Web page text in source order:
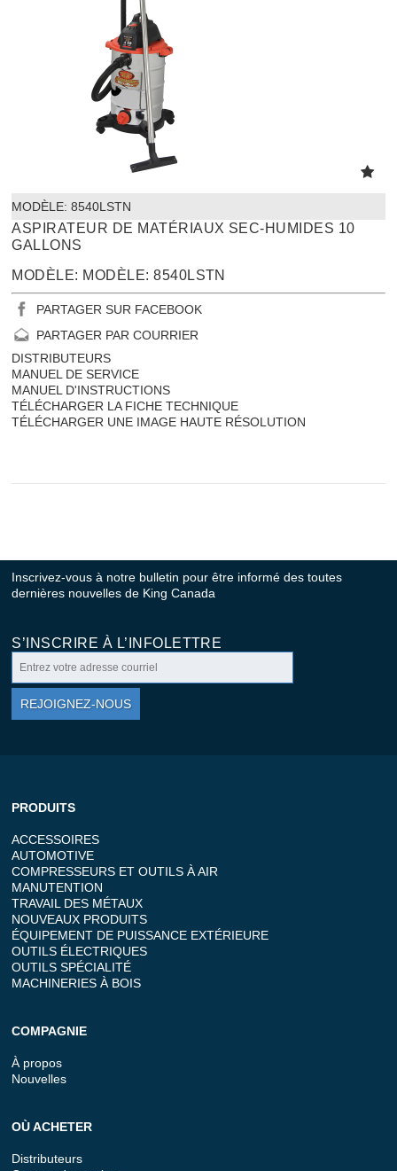
MODÈLE: 8540LSTN
ASPIRATEUR DE MATÉRIAUX SEC-HUMIDES 10
GALLONS
MODÈLE: MODÈLE: 8540LSTN
PARTAGER SUR FACEBOOK
PARTAGER PAR COURRIER
DISTRIBUTEURS
MANUEL DE SERVICE
MANUEL D'INSTRUCTIONS
TÉLÉCHARGER LA FICHE TECHNIQUE
TÉLÉCHARGER UNE IMAGE HAUTE RÉSOLUTION
Inscrivez-vous à notre bulletin pour être informé des toutes
dernières nouvelles de King Canada
S’INSCRIRE À L’INFOLETTRE
REJOIGNEZ-NOUS
PRODUITS
ACCESSOIRES
AUTOMOTIVE
COMPRESSEURS ET OUTILS À AIR
MANUTENTION
TRAVAIL DES MÉTAUX
NOUVEAUX PRODUITS
ÉQUIPEMENT DE PUISSANCE EXTÉRIEURE
OUTILS ÉLECTRIQUES
OUTILS SPÉCIALITÉ
MACHINERIES À BOIS
COMPAGNIE
À propos
Nouvelles
OÙ ACHETER
Distributeurs